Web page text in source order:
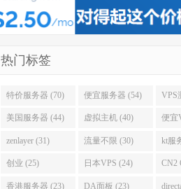
热门标签
特价服务器 (70) 便宜服务器 (54) VPS
美国服务器 (44) 虚拟主机 (40) 便宜
zenlayer (31) 流量不限 (30) kt服
创业 (25) 日本VPS (24) CN2
香港服务器 (23) DA面板 (23)